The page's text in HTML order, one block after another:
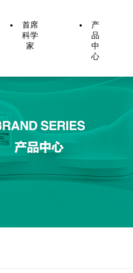
首席
科学
家
产
品
中
心